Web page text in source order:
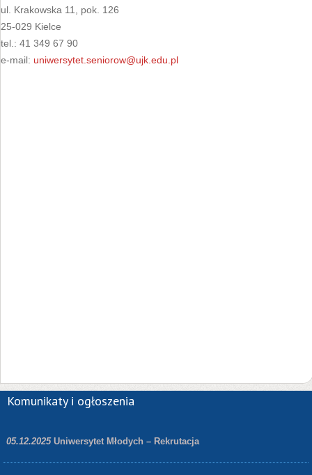
ul. Krakowska 11, pok. 126
25-029 Kielce
tel.: 41 349 67 90
e-mail: uniwersytet.seniorow@ujk.edu.pl
Komunikaty i ogłoszenia
05.12.2025 Uniwersytet Młodych – Rekrutacja